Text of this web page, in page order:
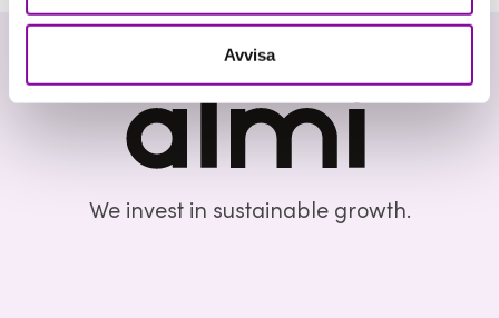
Avvisa
We invest in sustainable growth.